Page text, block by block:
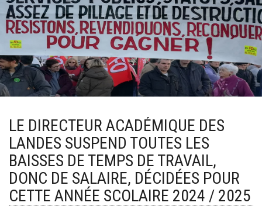
LE DIRECTEUR ACADÉMIQUE DES
LANDES SUSPEND TOUTES LES
BAISSES DE TEMPS DE TRAVAIL,
DONC DE SALAIRE, DÉCIDÉES POUR
CETTE ANNÉE SCOLAIRE 2024 / 2025